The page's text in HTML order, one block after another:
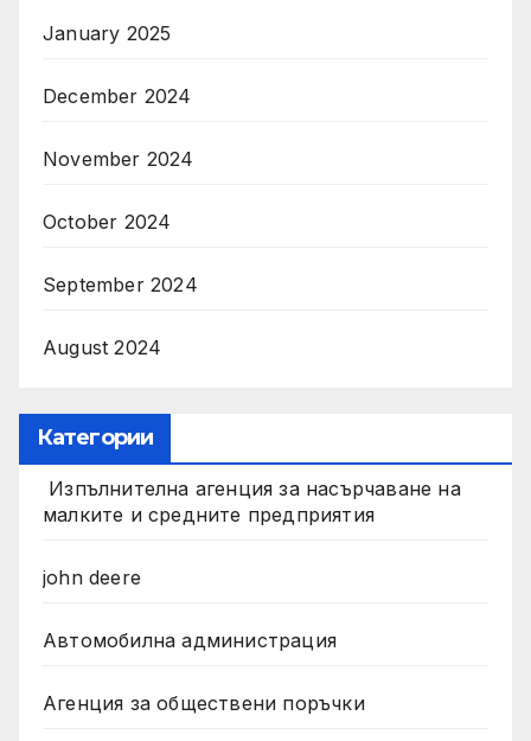
January 2025
December 2024
November 2024
October 2024
September 2024
August 2024
Категории
Изпълнителна агенция за насърчаване на
малките и средните предприятия
john deere
Автомобилна администрация
Агенция за обществени поръчки